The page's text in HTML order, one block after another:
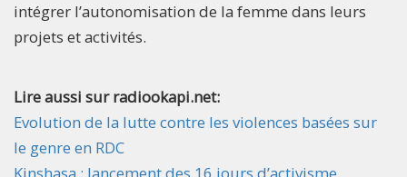
intégrer l’autonomisation de la femme dans leurs
projets et activités.
Lire aussi sur radiookapi.net:
Evolution de la lutte contre les violences basées sur
le genre en RDC